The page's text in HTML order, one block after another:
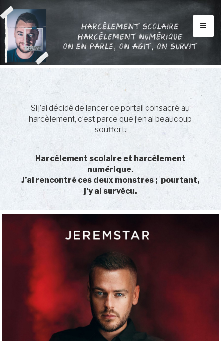
Aller
au
contenu
principal
INFOS
BLOG
VIDÉOS
CONTACTS
MON HISTOIRE
Si j’ai décidé de lancer ce portail consacré au
harcèlement, c’est parce que j’en ai beaucoup
souffert.
Harcèlement scolaire et harcèlement
numérique.
J’ai rencontré ces deux monstres ; pourtant,
j’y ai survécu.